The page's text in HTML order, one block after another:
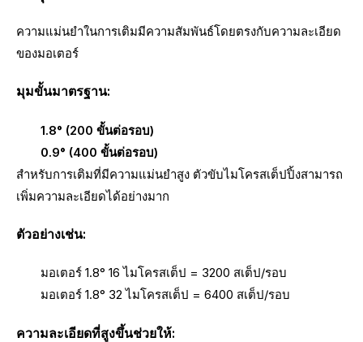
ความแม่นยำในการเติมมีความสัมพันธ์โดยตรงกับความละเอียด
ของมอเตอร์
มุมขั้นมาตรฐาน:
1.8° (200 ขั้นต่อรอบ)
0.9° (400 ขั้นต่อรอบ)
สำหรับการเติมที่มีความแม่นยำสูง ตัวขับไมโครสเต็ปปิ้งสามารถ
เพิ่มความละเอียดได้อย่างมาก
ตัวอย่างเช่น:
มอเตอร์ 1.8° 16 ไมโครสเต็ป = 3200 สเต็ป/รอบ
มอเตอร์ 1.8° 32 ไมโครสเต็ป = 6400 สเต็ป/รอบ
ความละเอียดที่สูงขึ้นช่วยให้: